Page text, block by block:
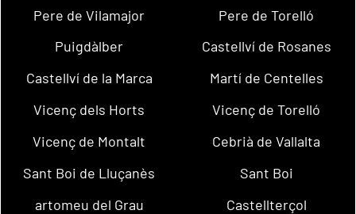
Pere de Vilamajor
Pere de Torelló
Puigdàlber
Castellví de Rosanes
Castellví de la Marca
Martí de Centelles
Vicenç dels Horts
Vicenç de Torelló
Vicenç de Montalt
Cebrià de Vallalta
Sant Boi de Lluçanès
Sant Boi
artomeu del Grau
Castellterçol